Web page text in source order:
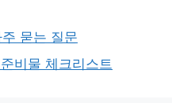
묻는 질문
비물 체크리스트